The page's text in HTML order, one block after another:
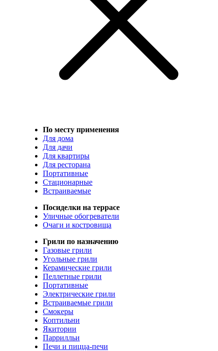
По месту применения
Для дома
Для дачи
Для квартиры
Для ресторана
Портативные
Стационарные
Встраиваемые
Посиделки на террасе
Уличные обогреватели
Очаги и костровища
Грили по назначению
Газовые грили
Угольные грили
Керамические грили
Пеллетные грили
Портативные
Электрические грили
Встраиваемые грили
Смокеры
Коптильни
Якитории
Паррилльи
Печи и пицца-печи